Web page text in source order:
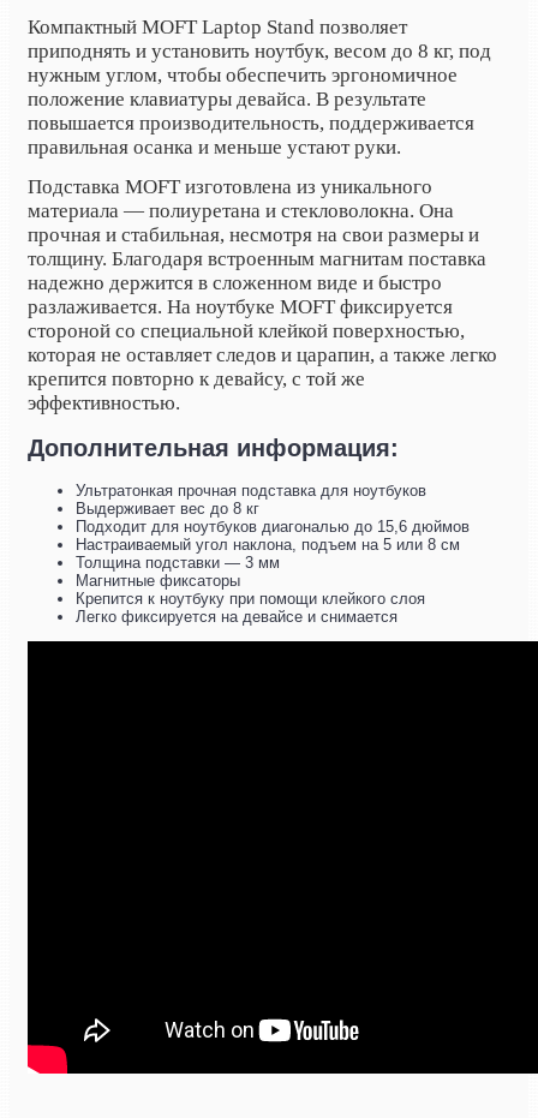
Компактный MOFT Laptop Stand позволяет
приподнять и установить ноутбук, весом до 8 кг, под
нужным углом, чтобы обеспечить эргономичное
положение клавиатуры девайса. В результате
повышается производительность, поддерживается
правильная осанка и меньше устают руки.
Подставка MOFT изготовлена ​​из уникального
материала — полиуретана и стекловолокна. Она
прочная и стабильная, несмотря на свои размеры и
толщину. Благодаря встроенным магнитам поставка
надежно держится в сложенном виде и быстро
разлаживается. На ноутбуке MOFT фиксируется
стороной со специальной клейкой поверхностью,
которая не оставляет следов и царапин, а также легко
крепится повторно к девайсу, с той же
эффективностью.
Дополнительная информация:
Ультратонкая прочная подставка для ноутбуков
Выдерживает вес до 8 кг
Подходит для ноутбуков диагональю до 15,6 дюймов
Настраиваемый угол наклона, подъем на 5 или 8 см
Толщина подставки — 3 мм
Магнитные фиксаторы
Крепится к ноутбуку при помощи клейкого слоя
Легко фиксируется на девайсе и снимается